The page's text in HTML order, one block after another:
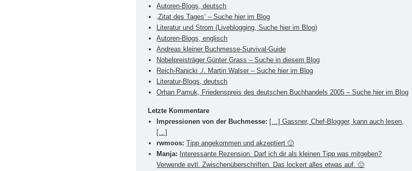
Autoren-Blogs, deutsch
‚Zitat des Tages‘ – Suche hier im Blog
Literatur und Strom (Liveblogging, Suche hier im Blog)
Autoren-Blogs, englisch
Andreas kleiner Buchmesse-Survival-Guide
Nobelpreisträger Günter Grass – Suche in diesem Blog
Reich-Ranicki ./. Martin Walser – Suche hier im Blog
Literatur-Blogs, deutsch
Orhan Pamuk, Friedenspreis des deutschen Buchhandels 2005 – Suche hier im Blog
Letzte Kommentare
Impressionen von der Buchmesse: […] Gassner, Chef-Blogger, kann auch lesen,
[…]
rwmoos: Tipp angekommen und akzeptiert 🙂
Manja:
Interessante Rezension. Darf ich dir als kleinen Tipp was mitgeben?
Verwende evtl. Zwischenüberschriften. Das lockert alles etwas auf. 🙂